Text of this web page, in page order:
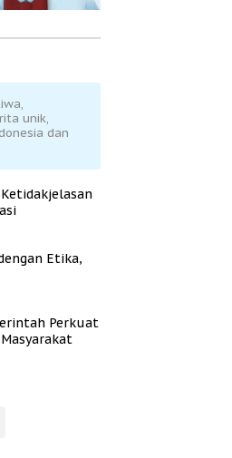
unik,
dan
Etika,
Perkuat